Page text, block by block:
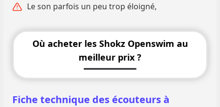
Le son parfois un peu trop éloigné,
Où acheter les Shokz Openswim au
meilleur prix ?
Fiche technique des écouteurs à